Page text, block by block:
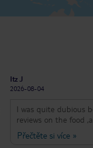
Itz J
2026-08-04
I was quite dubious
reviews on the food
taking ages but I’m
this hotel❤️absolutely
Přečtěte si více »